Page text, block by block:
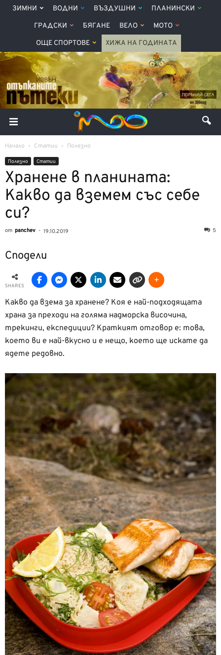
ЗИМНИ ВОДНИ ВЪЗДУШНИ ПЛАНИНСКИ
ГРАДСКИ БЯГАНЕ ВЕЛО МОТО
ОЩЕ СПОРТОВЕ ХИЖА НА ГОДИНАТА
Начало Статии Полезно
Полезно Статии
Хранене в планината:
Какво да вземем със себе
си?
от panchev - 19.10.2019 5
Сподели
SHARES
Какво да взема за хранене? Коя е най-подходящата
храна за преходи на голяма надморска височина,
трекинги, експедиции? Краткият отговор е: това,
което ви е най-вкусно и е нещо, което ще искате да
ядете редовно.